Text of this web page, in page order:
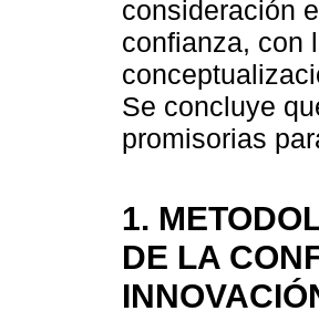
consideración
confianza, con
Se concluye
promisorias
1.
DE LA